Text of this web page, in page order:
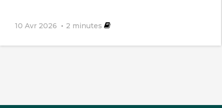
10 Avr 2026 2 minutes